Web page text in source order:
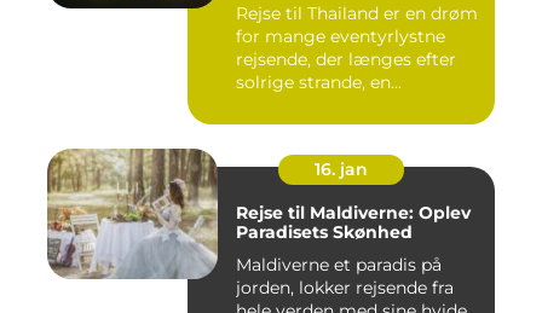
Rejse til Thailand er en drøm
for mange eventyrlystne
rejsende, der længes efter
solrige strande, en...
16. jan
Rejse til Maldiverne: Oplev
Paradisets Skønhed
Maldiverne et paradis på
jorden, lokker rejsende fra